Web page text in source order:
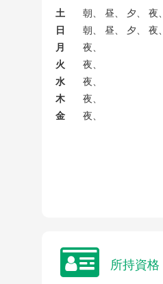
土
朝、 昼、 夕、 夜、
日
朝、 昼、 夕、 夜、
月
夜、
火
夜、
水
夜、
木
夜、
金
夜、
所持資格